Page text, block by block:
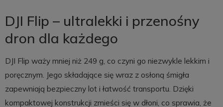
DJI Flip – ultralekki i przenośny
dron dla każdego
DJI Flip waży mniej niż 249 g, co czyni go niezwykle lekkim i
poręcznym. Jego składające się wraz z osłoną śmigła
zapewniają bezpieczny lot i łatwość transportu. Dzięki
kompaktowej konstrukcji zmieści się w dłoni, co sprawia, że